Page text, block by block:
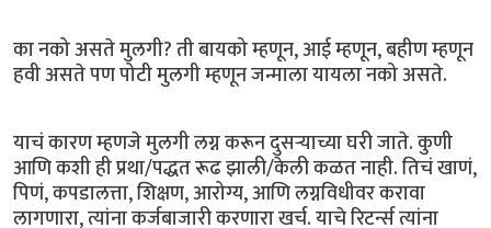
का नको असते मुलगी? ती बायको म्हणून, आई म्हणून, बहीण म्हणून
हवी असते पण पोटी मुलगी म्हणून जन्माला यायला नको असते.
याचं कारण म्हणजे मुलगी लग्न करून दुसऱ्याच्या घरी जाते. कुणी
आणि कशी ही प्रथा/पद्धत रूढ झाली/केली कळत नाही. तिचं खाणं,
पिणं, कपडालत्ता, शिक्षण, आरोग्य, आणि लग्नविधीवर करावा
लागणारा, त्यांना कर्जबाजारी करणारा खर्च. याचे रिटर्न्स त्यांना